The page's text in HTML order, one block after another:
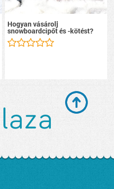
Hogyan vásárolj
snowboardcipőt és -kötést?